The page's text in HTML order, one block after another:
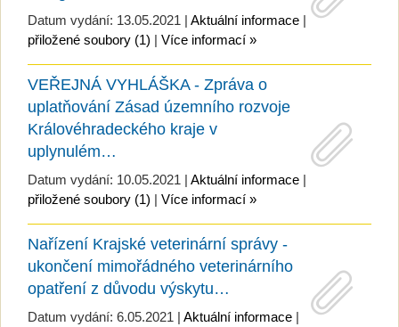
Datum vydání: 13.05.2021 | Aktuální informace |
přiložené soubory (1) | Více informací »
VEŘEJNÁ VYHLÁŠKA - Zpráva o
uplatňování Zásad územního rozvoje
Královéhradeckého kraje v
uplynulém…
Datum vydání: 10.05.2021 | Aktuální informace |
přiložené soubory (1) | Více informací »
Nařízení Krajské veterinární správy -
ukončení mimořádného veterinárního
opatření z důvodu výskytu…
Datum vydání: 6.05.2021 | Aktuální informace |